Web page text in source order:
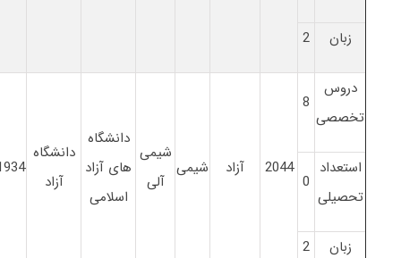
زبان 2
دروس
تخصصی
8
2044 آزاد شیمی
شیمی
آلی
دانشگاه
های آزاد
اسلامی
دانشگاه
آزاد
استعداد
تحصیلی
0
زبان 2